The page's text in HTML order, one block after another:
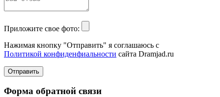
Приложите свое фото:
Нажимая кнопку "Отправить" я соглашаюсь с
Политикой конфиденфиальности сайта Dramjad.ru
Отправить
Форма обратной связи